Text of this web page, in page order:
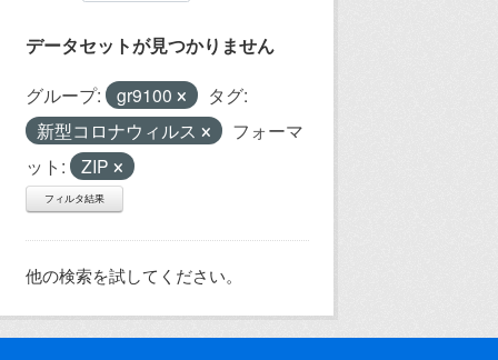
データセットが見つかりません
グループ: gr9100
タグ:
新型コロナウィルス
フォーマ
ット:
ZIP
フィルタ結果
他の検索を試してください。